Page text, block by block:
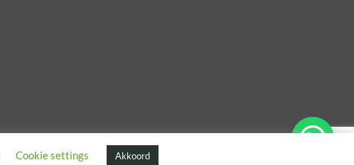
Cookie settings Akkoord